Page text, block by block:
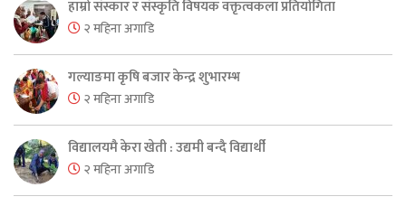
हाम्रो संस्कार र संस्कृति विषयक वक्तृत्वकला प्रतियोगिता
२ महिना अगाडि
गल्याङमा कृषि बजार केन्द्र शुभारम्भ
२ महिना अगाडि
विद्यालयमै केरा खेती : उद्यमी बन्दै विद्यार्थी
२ महिना अगाडि